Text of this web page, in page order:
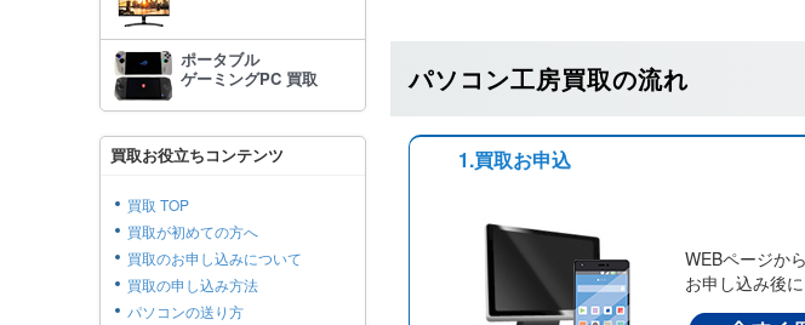
パソコン工房買取の流れ
1.買取お申込
WEBページか
お申し込み後
ポータブル
ゲーミングPC 買取
買取お役立ちコンテンツ
買取 TOP
買取が初めての方へ
買取のお申し込みについて
買取の申し込み方法
パソコンの送り方